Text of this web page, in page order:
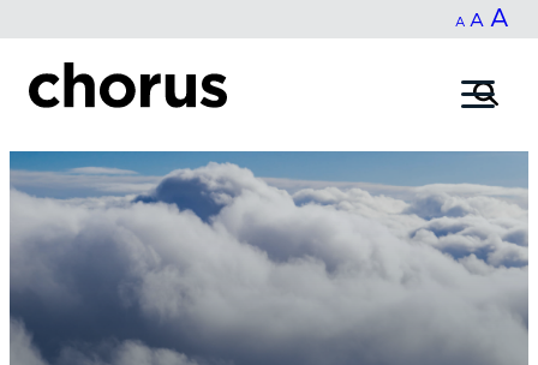
content
A Decrease
size.
A Reset
size.
A